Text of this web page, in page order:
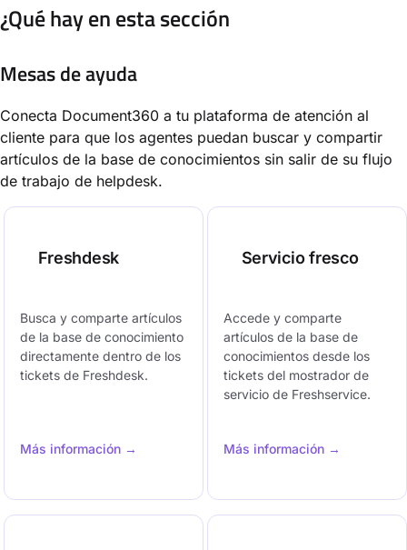
¿Qué hay en esta sección
Mesas de ayuda
Conecta Document360 a tu plataforma de atención al
cliente para que los agentes puedan buscar y compartir
artículos de la base de conocimientos sin salir de su flujo
de trabajo de helpdesk.
Freshdesk
Busca y comparte artículos
de la base de conocimiento
directamente dentro de los
tickets de Freshdesk.
Más información →
Servicio fresco
Accede y comparte
artículos de la base de
conocimientos desde los
tickets del mostrador de
servicio de Freshservice.
Más información →